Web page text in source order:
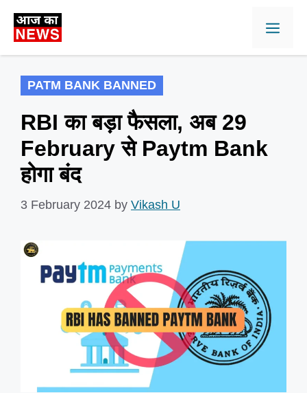
PATM BANK BANNED
RBI का बड़ा फैसला, अब 29
February से Paytm Bank
होगा बंद
3 February 2024 by Vikash U